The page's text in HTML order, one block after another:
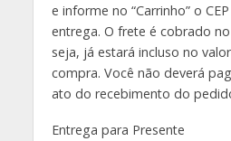
e informe no “Carrinho” o
entrega. O frete é cobrado
seja, já estará incluso no
compra. Você não deverá
ato do recebimento do
Entrega para Presente